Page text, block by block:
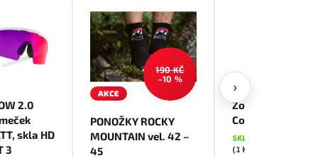
2.0
skla HD
3
AKCE
190 KČ
–10 %
PONOŽKY ROCKY
MOUNTAIN vel. 42 –
45
Zorník Shot As/
Core - čiré
SKLADEM NA
(1 KS)
›